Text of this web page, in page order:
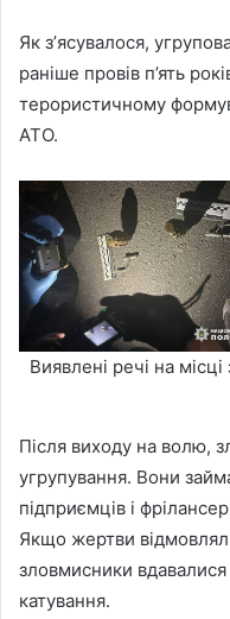
Як зʼясувалося,
раніше провів п’ять
терористичному
АТО.
Виявлені речі на
Після виходу на волю,
угрупування. Вони
підприємців і
Якщо жертви
зловмисники
катування.